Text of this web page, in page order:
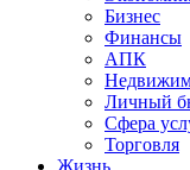
Бизнес
Финансы
АПК
Личный
Сфера
Торговля
Жизнь